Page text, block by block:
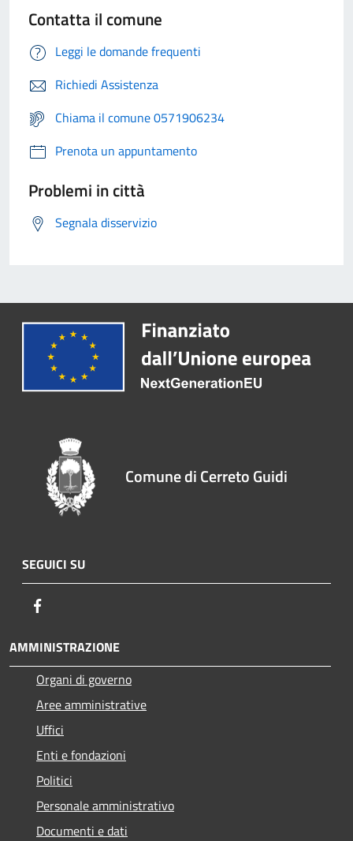
Contatta il comune
Leggi le domande frequenti
Richiedi Assistenza
Chiama il comune 0571906234
Prenota un appuntamento
Problemi in città
Segnala disservizio
Comune di Cerreto Guidi
SEGUICI SU
AMMINISTRAZIONE
Organi di governo
Aree amministrative
Uffici
Enti e fondazioni
Politici
Personale amministrativo
Documenti e dati